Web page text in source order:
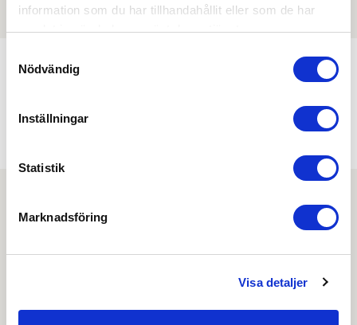
information som du har tillhandahållit eller som de har
samlat in när du har använt deras tjänster.
Nödvändig
Inställningar
Statistik
Marknadsföring
Visa detaljer
Prenumerera på vårt nyhetsbrev och få tips,